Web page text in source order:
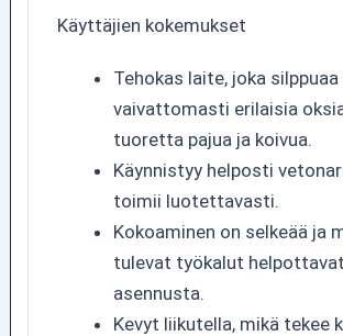
Käyttäjien kokemukset
Tehokas laite, joka silppuaa
vaivattomasti erilaisia
tuoretta pajua ja koivua.
Käynnistyy helposti
toimii luotettavasti.
Kokoaminen on selkeää ja
tulevat työkalut helpottavat
asennusta.
Kevyt liikutella, mikä tekee